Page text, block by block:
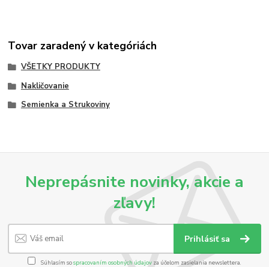
Tovar zaradený v kategóriách
VŠETKY PRODUKTY
Nakličovanie
Semienka a Strukoviny
Neprepásnite novinky, akcie a
zľavy!
Prihlásiť sa
Súhlasím sospracovaním osobných údajov za účelom zasielania newslettera.